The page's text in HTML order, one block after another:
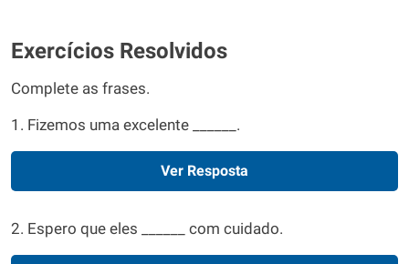
Exercícios Resolvidos
Complete as frases.
1. Fizemos uma excelente ______.
Ver Resposta
2. Espero que eles ______ com cuidado.